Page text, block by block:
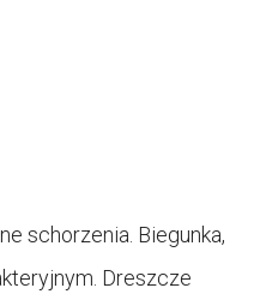
schorzenia. Biegunka,
Dreszcze